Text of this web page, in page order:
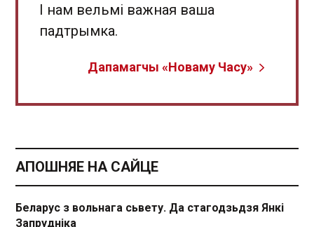
І нам вельмі важная ваша
падтрымка.
Дапамагчы «Новаму Часу»
АПОШНЯЕ НА САЙЦЕ
Беларус з вольнага сьвету. Да стагодзьдзя Янкі
Запрудніка